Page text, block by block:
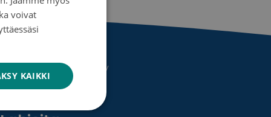
ovarian cancer entity
voivat
KAIKKI